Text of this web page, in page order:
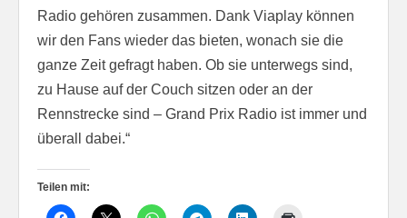
Radio gehören zusammen. Dank Viaplay können
wir den Fans wieder das bieten, wonach sie die
ganze Zeit gefragt haben. Ob sie unterwegs sind,
zu Hause auf der Couch sitzen oder an der
Rennstrecke sind – Grand Prix Radio ist immer und
überall dabei.“
Teilen mit: